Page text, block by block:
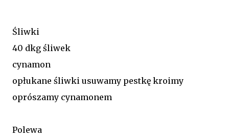
Śliwki
40 dkg śliwek
cynamon
opłukane śliwki usuwamy pestkę kroimy
oprószamy cynamonem
Polewa